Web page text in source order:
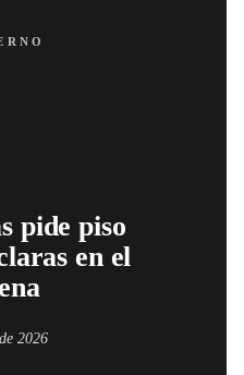
pide piso
en el
2026